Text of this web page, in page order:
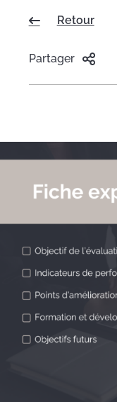
Retour
Partager